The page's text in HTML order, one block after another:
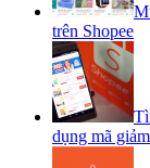
trên Shopee
dụng mã